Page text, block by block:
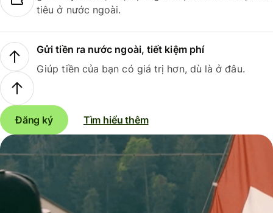
tiêu ở nước ngoài.
Gửi tiền ra nước ngoài, tiết kiệm phí
Giúp tiền của bạn có giá trị hơn, dù là ở đâu.
Đăng ký Tìm hiểu thêm